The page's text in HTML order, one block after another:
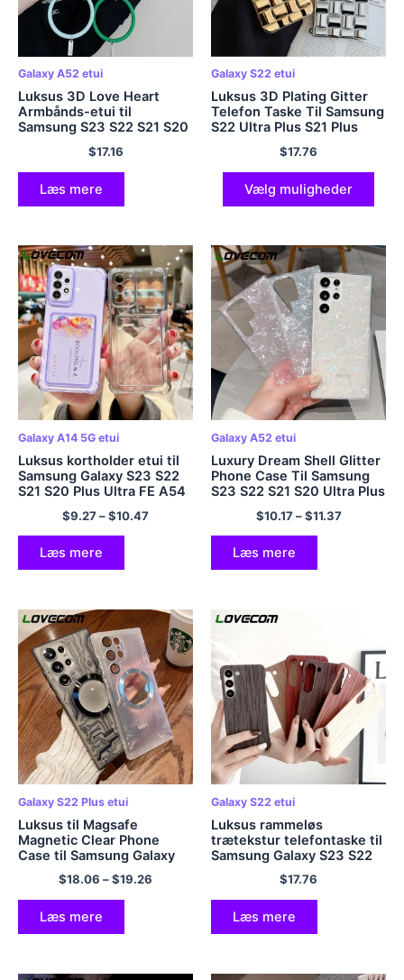
Galaxy A52 etui
Luksus 3D Love Heart
Armbånds-etui til
Samsung S23 S22 S21 S20
Ultra FE Plus A53 A52 A23
A13 A14 A34 A54 A32 5G
blødt cover
$17.16
Læs mere
Galaxy S22 etui
Luksus 3D Plating Gitter
Telefon Taske Til Samsung
S22 Ultra Plus S21 Plus
Ultra stødsikker blødt
silikone bagcover
$17.76
Vælg muligheder
Galaxy A14 5G etui
Luksus kortholder etui til
Samsung Galaxy S23 S22
S21 S20 Plus Ultra FE A54
A34 A14 A24 A53 A52
A13 5G klart blødt cover
$9.27–$10.47
Læs mere
Galaxy A52 etui
Luxury Dream Shell Glitter
Phone Case Til Samsung
S23 S22 S21 S20 Ultra Plus
FE A53 A52 A13 A73 A72
5G Note 20 Blødt klart
cover
$10.17–$11.37
Læs mere
Galaxy S22 Plus etui
Luksus til Magsafe
Magnetic Clear Phone
Case til Samsung Galaxy
S23 S22 Ultra Plus
Shockproof Lens Flim
Protector Hard PC Cover
$18.06 –$19.26
Læs mere
Galaxy S22 etui
Luksus rammeløs
trætekstur telefontaske til
Samsung Galaxy S23 S22
Ultra Plus Ultra tynd
stødsikker ensfarvet hårdt
pc-cover
$17.76
Læs mere